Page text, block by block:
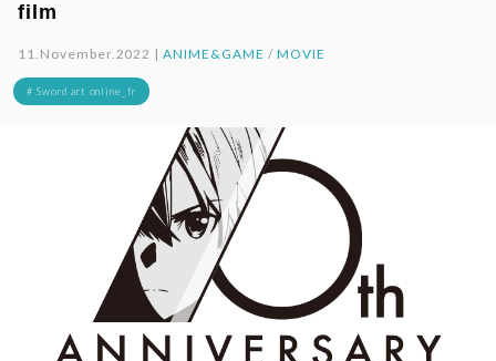
film
11.November.2022 |ANIME&GAME / MOVIE
# Sword art online_fr